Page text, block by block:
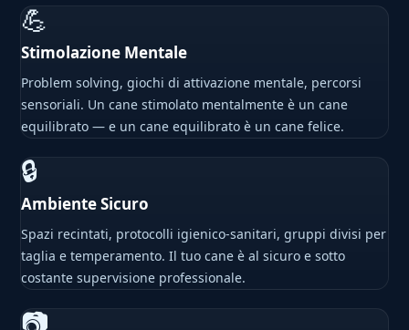
💪
Stimolazione Mentale
Problem solving, giochi di attivazione mentale, percorsi
sensoriali. Un cane stimolato mentalmente è un cane
equilibrato — e un cane equilibrato è un cane felice.
🔒
Ambiente Sicuro
Spazi recintati, protocolli igienico-sanitari, gruppi divisi per
taglia e temperamento. Il tuo cane è al sicuro e sotto
costante supervisione professionale.